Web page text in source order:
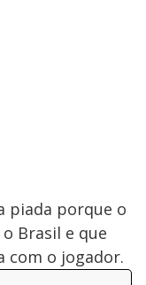
piada porque o
Brasil e que
com o jogador.